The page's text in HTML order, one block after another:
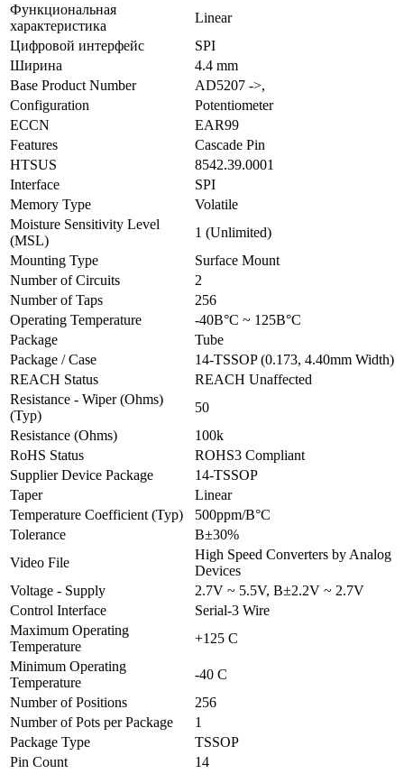
Функциональная
характеристика
Linear
Цифровой интерфейс
SPI
Ширина
4.4 mm
Base Product Number
AD5207 ->,
Configuration
Potentiometer
ECCN
EAR99
Features
Cascade Pin
HTSUS
8542.39.0001
Interface
SPI
Memory Type
Volatile
Moisture Sensitivity Level
(MSL)
1 (Unlimited)
Mounting Type
Surface Mount
Number of Circuits
2
Number of Taps
256
Operating Temperature
-40В°C ~ 125В°C
Package
Tube
Package / Case
14-TSSOP (0.173, 4.40mm Width)
REACH Status
REACH Unaffected
Resistance - Wiper (Ohms)
(Typ)
50
Resistance (Ohms)
100k
RoHS Status
ROHS3 Compliant
Supplier Device Package
14-TSSOP
Taper
Linear
Temperature Coefficient (Typ)
500ppm/В°C
Tolerance
В±30%
Video File
High Speed Converters by Analog
Devices
Voltage - Supply
2.7V ~ 5.5V, В±2.2V ~ 2.7V
Control Interface
Serial-3 Wire
Maximum Operating
Temperature
+125 C
Minimum Operating
Temperature
-40 C
Number of Positions
256
Number of Pots per Package
1
Package Type
TSSOP
Pin Count
14